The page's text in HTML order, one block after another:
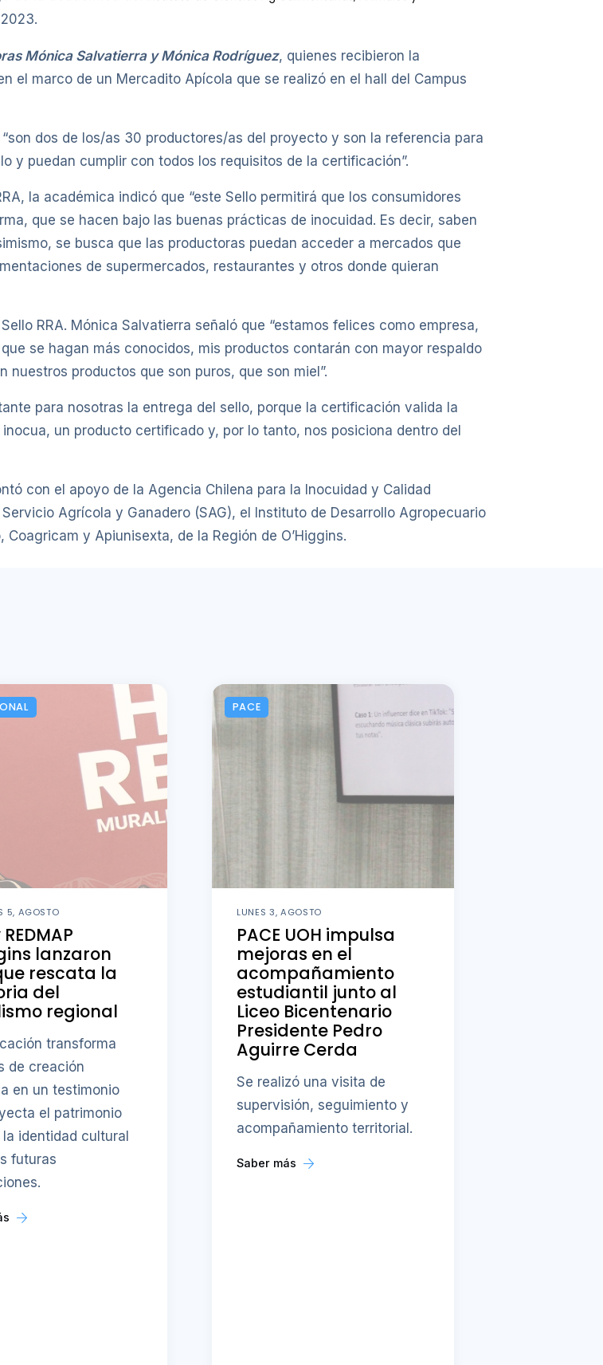
Mónica Salvatierra y Mónica Rodríguez, quienes recibieron la
el marco de un Mercadito Apícola que se realizó en el hall del Campus
dos de los/as 30 productores/as del proyecto y son la referencia para
y puedan cumplir con todos los requisitos de la certificación”.
la académica indicó que “este Sello permitirá que los consumidores
que se hacen bajo las buenas prácticas de inocuidad. Es decir, saben
se busca que las productoras puedan acceder a mercados que
de supermercados, restaurantes y otros donde quieran
RRA. Mónica Salvatierra señaló que “estamos felices como empresa,
se hagan más conocidos, mis productos contarán con mayor respaldo
productos que son puros, que son miel”.
para nosotras la entrega del sello, porque la certificación valida la
un producto certificado y, por lo tanto, nos posiciona dentro del
con el apoyo de la Agencia Chilena para la Inocuidad y Calidad
Agrícola y Ganadero (SAG), el Instituto de Desarrollo Agropecuario
y Apiunisexta, de la Región de O’Higgins.
5, AGOSTO
lanzaron
rescata la
del
regional
transforma
de creación
en un testimonio
el patrimonio
identidad cultural
futuras
PACE
LUNES 3, AGOSTO
PACE UOH impulsa
mejoras en el
acompañamiento
estudiantil junto al
Liceo Bicentenario
Presidente Pedro
Aguirre Cerda
Se realizó una visita de
supervisión, seguimiento y
acompañamiento territorial.
Saber más